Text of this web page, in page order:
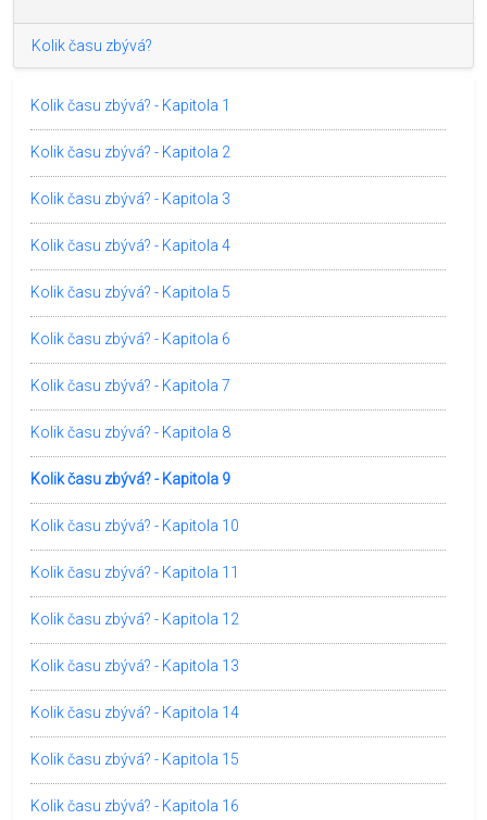
Kolik času zbývá?
Kolik času zbývá? - Kapitola 1
Kolik času zbývá? - Kapitola 2
Kolik času zbývá? - Kapitola 3
Kolik času zbývá? - Kapitola 4
Kolik času zbývá? - Kapitola 5
Kolik času zbývá? - Kapitola 6
Kolik času zbývá? - Kapitola 7
Kolik času zbývá? - Kapitola 8
Kolik času zbývá? - Kapitola 9
Kolik času zbývá? - Kapitola 10
Kolik času zbývá? - Kapitola 11
Kolik času zbývá? - Kapitola 12
Kolik času zbývá? - Kapitola 13
Kolik času zbývá? - Kapitola 14
Kolik času zbývá? - Kapitola 15
Kolik času zbývá? - Kapitola 16